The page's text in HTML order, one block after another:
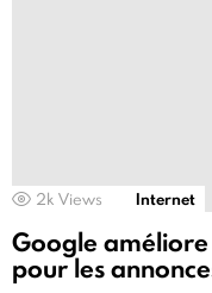
2k Views Internet
Google
pour les